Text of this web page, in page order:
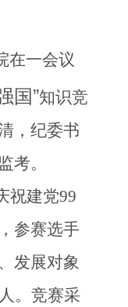
在一会议
国”知识竞
，纪委书
考。
祝建党99
参赛选手
发展对象
。 竞赛采